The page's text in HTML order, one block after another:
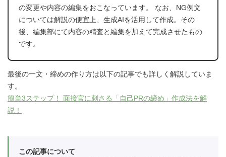
の変更や内容の編集をおこなっています。 なお、NG例文
については解説の便宜上、生成AIを活用して作成。その
後、編集部にて内容の精査と編集を加えて完成させたもの
です。
最後の一文・締めの作り方は以下の記事でも詳しく解説していま
す。
簡単3ステップ！ 面接官に刺さる「自己PRの締め」作成法を解
説！
この記事について